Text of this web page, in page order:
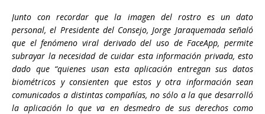
Junto con recordar que la imagen del rostro es un dato
personal, el Presidente del Consejo, Jorge Jaraquemada señaló
que el fenómeno viral derivado del uso de FaceApp, permite
subrayar la necesidad de cuidar esta información privada, esto
dado que “quienes usan esta aplicación entregan sus datos
biométricos y consienten que estos y otra información sean
comunicados a distintas compañías, no sólo a la que desarrolló
la aplicación lo que va en desmedro de sus derechos como